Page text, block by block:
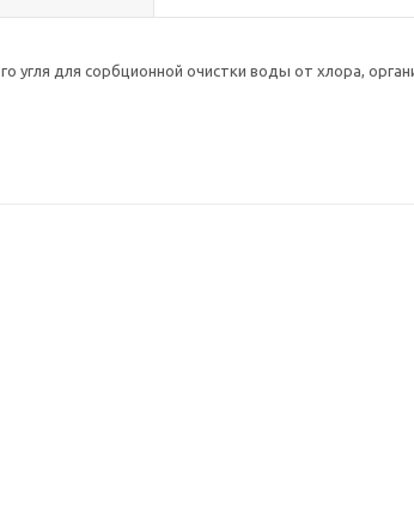
угля для сорбционной очистки воды от хлора,